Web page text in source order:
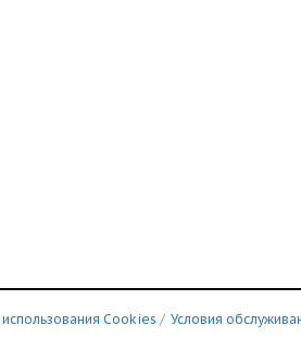
использования Сookies / Условия